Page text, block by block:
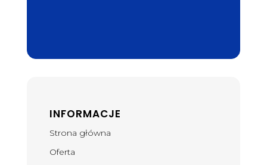
INFORMACJE
Strona główna
Oferta